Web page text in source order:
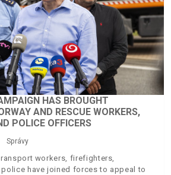
HAS BROUGHT
AND RESCUE WORKERS,
POLICE OFFICERS
Správy
workers, firefighters,
have joined forces to appeal to